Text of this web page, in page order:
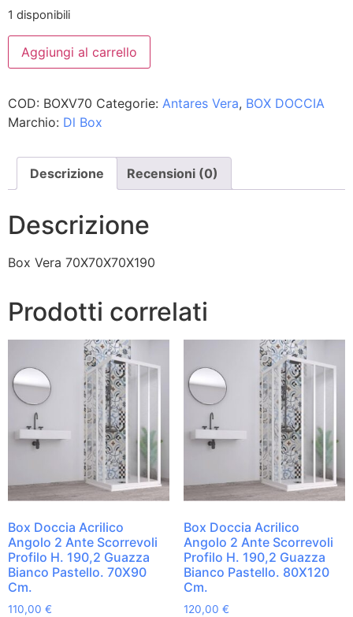
1 disponibili
Aggiungi al carrello
COD: BOXV70 Categorie: Antares Vera, BOX DOCCIA
Marchio: Dl Box
Descrizione Recensioni (0)
Descrizione
Box Vera 70X70X70X190
Prodotti correlati
Box Doccia Acrilico
Angolo 2 Ante Scorrevoli
Profilo H. 190,2 Guazza
Bianco Pastello. 70X90
Cm.
110,00 €
Box Doccia Acrilico
Angolo 2 Ante Scorrevoli
Profilo H. 190,2 Guazza
Bianco Pastello. 80X120
Cm.
120,00 €